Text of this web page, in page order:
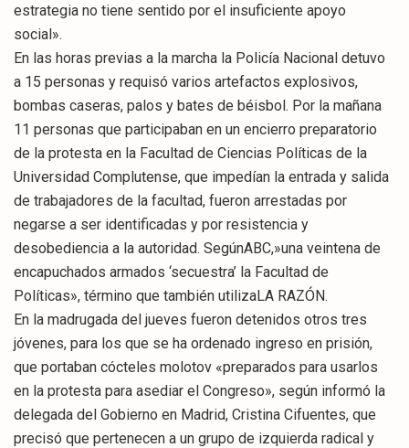
estrategia no tiene sentido por el insuficiente apoyo
social».
En las horas previas a la marcha la Policía Nacional detuvo
a 15 personas y requisó varios artefactos explosivos,
bombas caseras, palos y bates de béisbol. Por la mañana
11 personas que participaban en un encierro preparatorio
de la protesta en la Facultad de Ciencias Políticas de la
Universidad Complutense, que impedían la entrada y salida
de trabajadores de la facultad, fueron arrestadas por
negarse a ser identificadas y por resistencia y
desobediencia a la autoridad. SegúnABC,»una veintena de
encapuchados armados ‘secuestra’ la Facultad de
Políticas», término que también utilizaLA RAZÓN.
En la madrugada del jueves fueron detenidos otros tres
jóvenes, para los que se ha ordenado ingreso en prisión,
que portaban cócteles molotov «preparados para usarlos
en la protesta para asediar el Congreso», según informó la
delegada del Gobierno en Madrid, Cristina Cifuentes, que
precisó que pertenecen a un grupo de izquierda radical y